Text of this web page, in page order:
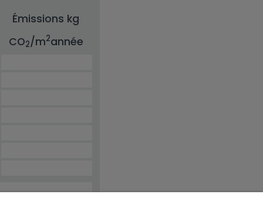
aménager eux-mêmes leur
de plusieurs terrasses, de pergolas
stratégique, vous bénéficiez
Émissions kg
CO2/m2année